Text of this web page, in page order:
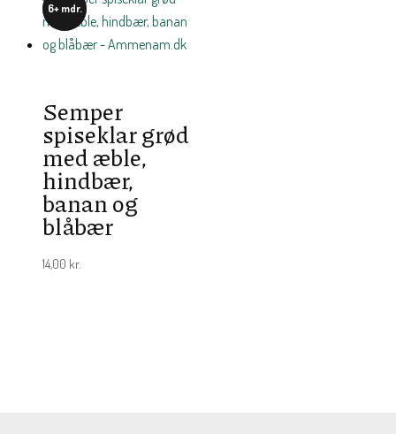
6+ mdr.
Semper
spiseklar grød
med æble,
hindbær,
banan og
blåbær
14,00 kr.